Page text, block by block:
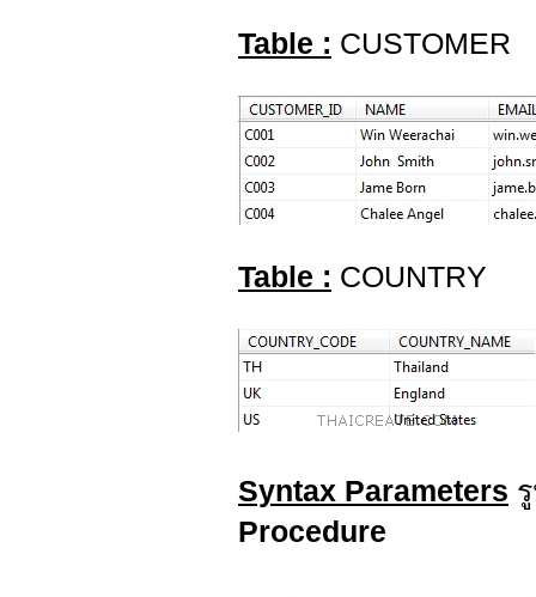
Table : CUSTOMER
Table : COUNTRY
Syntax Parameters
Procedure